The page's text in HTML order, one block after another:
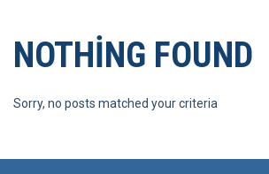
NOTHING FOUND
Sorry, no posts matched your criteria